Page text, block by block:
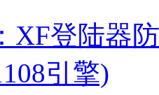
XF登陆器
引擎)